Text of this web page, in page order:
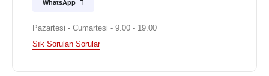
WhatsApp
Pazartesi - Cumartesi - 9.00 - 19.00
Sık Sorulan Sorular